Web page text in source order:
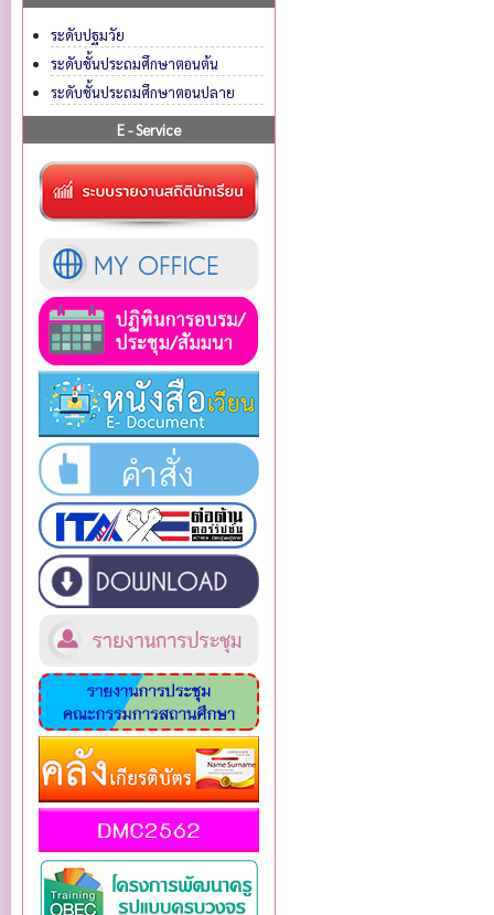
ระดับปฐมวัย
ระดับชั้นประถมศึกษาตอนต้น
ระดับชั้นประถมศึกษาตอนปลาย
E - Service